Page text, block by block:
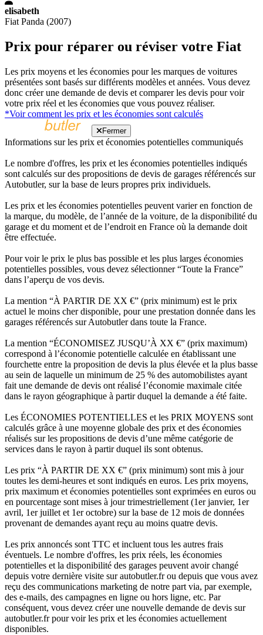
elisabeth
Fiat Panda (2007)
Prix pour réparer ou réviser votre Fiat
Les prix moyens et les économies pour les marques de voitures
présentées sont basés sur différents modèles et années. Vous devez
donc créer une demande de devis et comparer les devis pour voir
votre prix réel et les économies que vous pouvez réaliser.
*Voir comment les prix et les économies sont calculés
Fermer
Informations sur les prix et économies potentielles communiqués
Le nombre d'offres, les prix et les économies potentielles indiqués
sont calculés sur des propositions de devis de garages référencés sur
Autobutler, sur la base de leurs propres prix individuels.
Les prix et les économies potentielles peuvent varier en fonction de
la marque, du modèle, de l’année de la voiture, de la disponibilité du
garage et du moment et de l’endroit en France où la demande doit
être effectuée.
Pour voir le prix le plus bas possible et les plus larges économies
potentielles possibles, vous devez sélectionner “Toute la France”
dans l’aperçu de vos devis.
La mention “À PARTIR DE XX €” (prix minimum) est le prix
actuel le moins cher disponible, pour une prestation donnée dans les
garages référencés sur Autobutler dans toute la France.
La mention “ÉCONOMISEZ JUSQU’À XX €” (prix maximum)
correspond à l’économie potentielle calculée en établissant une
fourchette entre la proposition de devis la plus élevée et la plus basse
au sein de laquelle un minimum de 25 % des automobilistes ayant
fait une demande de devis ont réalisé l’économie maximale citée
dans le rayon géographique à partir duquel la demande a été faite.
Les ÉCONOMIES POTENTIELLES et les PRIX MOYENS sont
calculés grâce à une moyenne globale des prix et des économies
réalisés sur les propositions de devis d’une même catégorie de
services dans le rayon à partir duquel ils sont obtenus.
Les prix “À PARTIR DE XX €” (prix minimum) sont mis à jour
toutes les demi-heures et sont indiqués en euros. Les prix moyens,
prix maximum et économies potentielles sont exprimées en euros ou
en pourcentage sont mises à jour trimestriellement (1er janvier, 1er
avril, 1er juillet et 1er octobre) sur la base de 12 mois de données
provenant de demandes ayant reçu au moins quatre devis.
Les prix annoncés sont TTC et incluent tous les autres frais
éventuels. Le nombre d'offres, les prix réels, les économies
potentielles et la disponibilité des garages peuvent avoir changé
depuis votre dernière visite sur autobutler.fr ou depuis que vous avez
reçu des communications marketing de notre part via, par exemple,
des e-mails, des campagnes en ligne ou hors ligne, etc. Par
conséquent, vous devez créer une nouvelle demande de devis sur
autobutler.fr pour voir les prix et les économies actuellement
disponibles.